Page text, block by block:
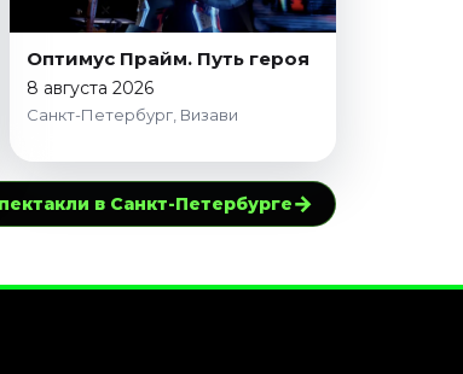
Оптимус Прайм. Путь героя
8 августа 2026
Санкт-Петербург, Визави
в Санкт-Петербурге→